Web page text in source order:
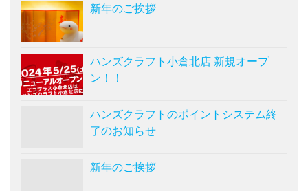
新年のご挨拶
ハンズクラフト小倉北店 新規オープ
ン！！
ハンズクラフトのポイントシステム終
了のお知らせ
新年のご挨拶